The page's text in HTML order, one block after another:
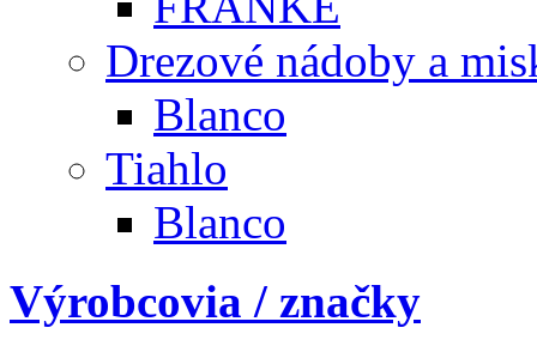
Drezové nádoby a
Blanco
Tiahlo
Blanco
Výrobcovia / značky